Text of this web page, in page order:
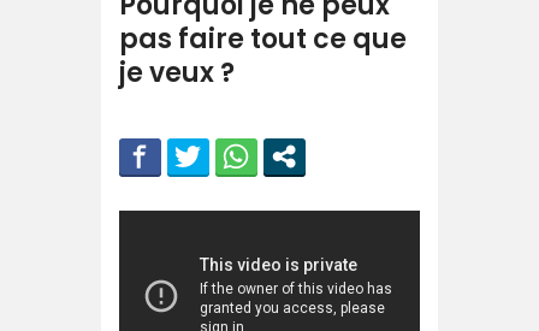
pas faire tout ce que
je veux ?